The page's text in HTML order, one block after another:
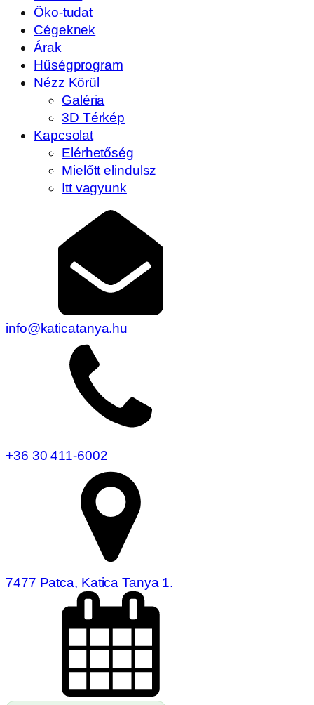
Öko-tudat
Cégeknek
Árak
Hűségprogram
Nézz Körül
Galéria
3D Térkép
Kapcsolat
Elérhetőség
Mielőtt elindulsz
Itt vagyunk
info@katicatanya.hu
+36 30 411-6002
7477 Patca, Katica Tanya 1.